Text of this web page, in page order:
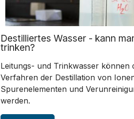
Destilliertes Wasser - kann
trinken?
Leitungs- und Trinkwasser können
Verfahren der Destillation von
Spurenelementen und
werden.